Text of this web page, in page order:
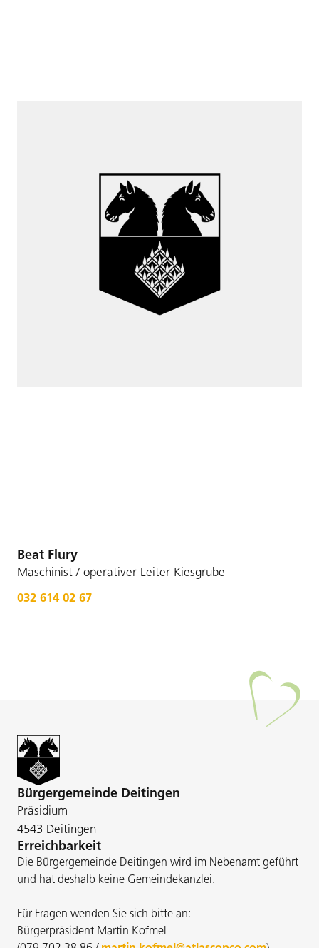
christoph.juchli@bkw.ch
Beat Flury
Maschinist / operativer Leiter Kiesgrube
032 614 02 67
Bürgergemeinde Deitingen
Präsidium
4543 Deitingen
Erreichbarkeit
Die Bürgergemeinde Deitingen wird im Nebenamt geführt
und hat deshalb keine Gemeindekanzlei.
Für Fragen wenden Sie sich bitte an:
Bürgerpräsident Martin Kofmel